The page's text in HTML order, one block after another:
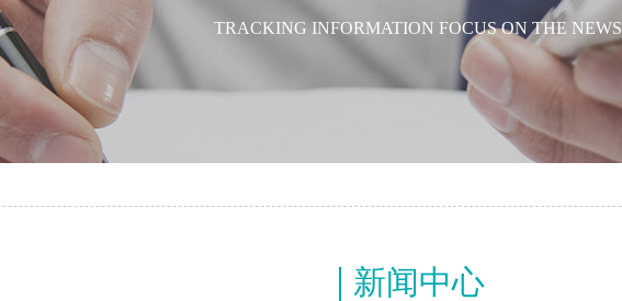
TRACKING INFORMATION FOCUS ON THE NEWS
新闻中心